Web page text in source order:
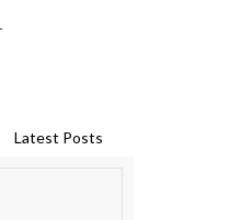
Latest Posts